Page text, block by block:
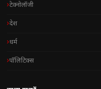
टेक्नोलॉजी
देश
धर्म
पॉलिटिक्स